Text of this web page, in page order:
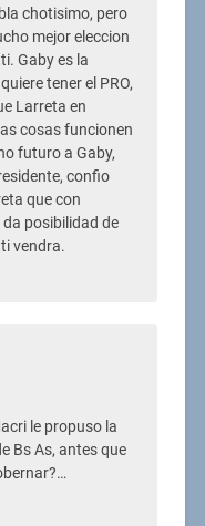
chotisimo, pero
mejor eleccion
Gaby es la
tener el PRO,
Larreta en
cosas funcionen
futuro a Gaby,
confio
que con
posibilidad de
vendra.
le propuso la
Bs As, antes que